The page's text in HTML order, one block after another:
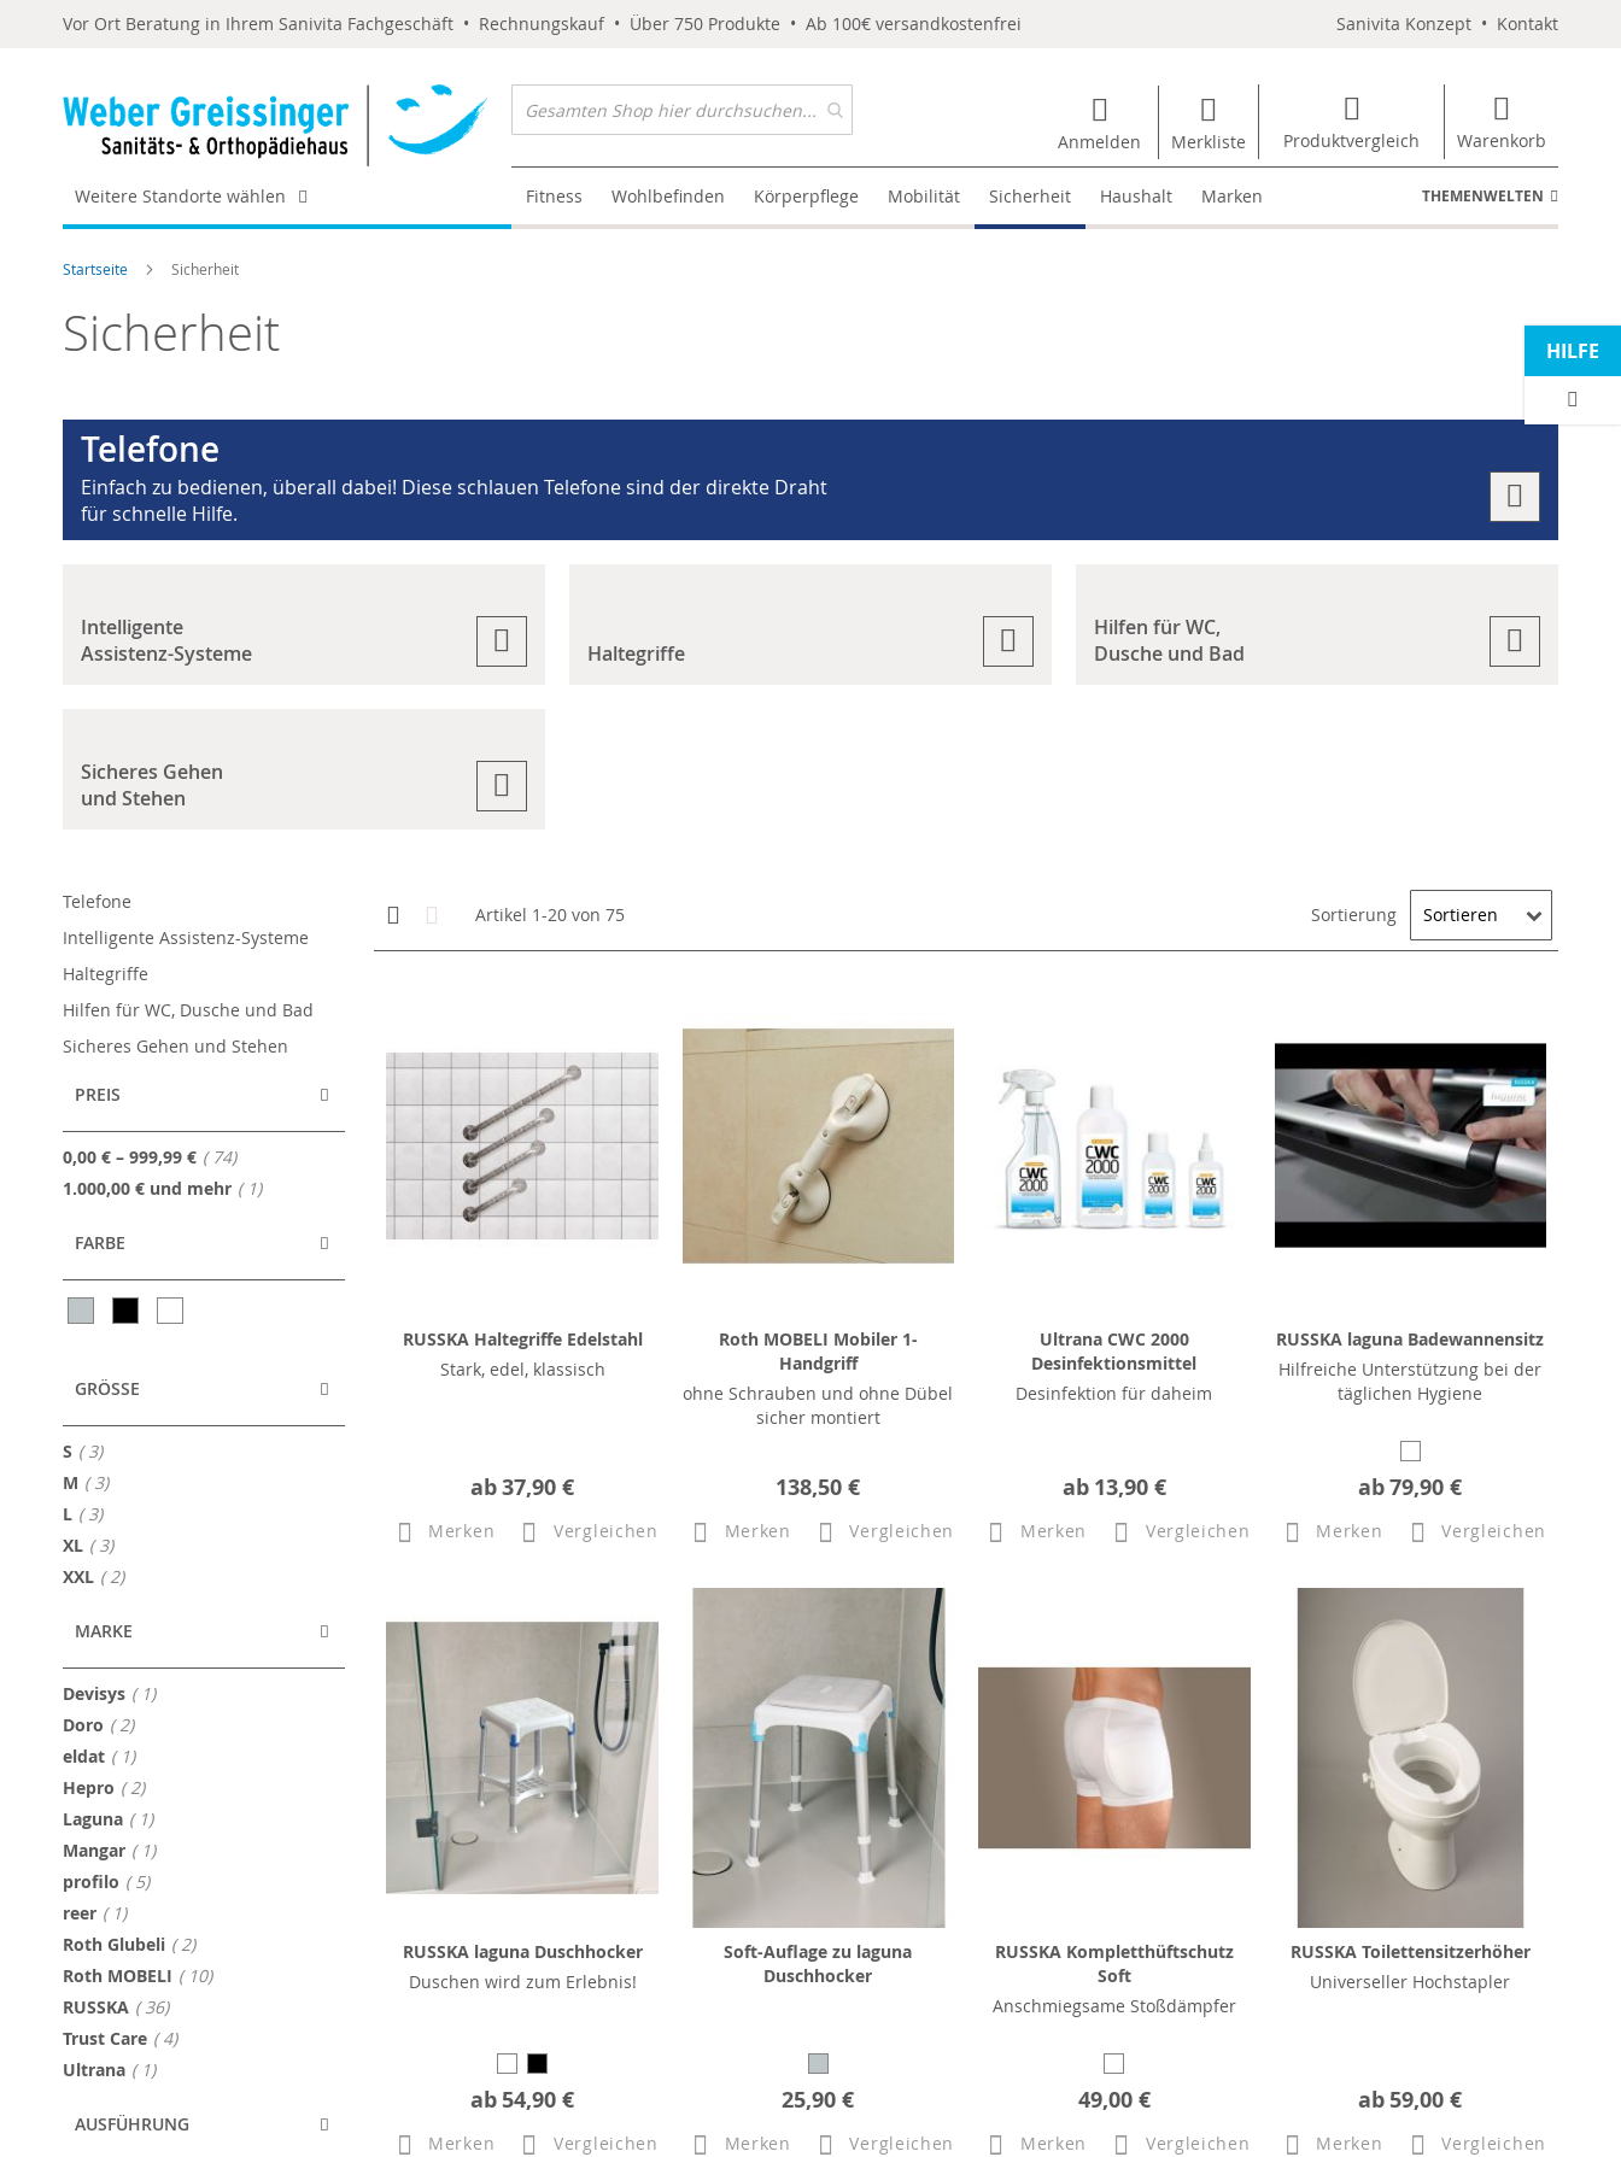
Vor Ort Beratung in Ihrem Sanivita Fachgeschäft • Rechnungskauf • Über 750 Produkte • Ab 100€ versandkostenfrei Sanivita Konzept • Kontakt
Anmelden Merkliste Produktvergleich Warenkorb
Weitere Standorte wählen Fitness Wohlbefinden Körperpflege Mobilität Sicherheit Haushalt Marken THEMENWELTEN
Startseite Sicherheit
Sicherheit
Telefone
Einfach zu bedienen, überall dabei! Diese schlauen Telefone sind der direkte Draht
für schnelle Hilfe.
Intelligente
Assistenz-Systeme
Haltegriffe
Hilfen für WC,
Dusche und Bad
Sicheres Gehen
und Stehen
Anzeigen
als
Kachelansicht
Artikel 1-20 von75 Sortierung
RUSSKA Haltegriffe Edelstahl
Stark, edel, klassisch
ab37,90 €
Merken Vergleichen
Roth MOBELI Mobiler 1-
Handgriff
ohne Schrauben und ohne Dübel
sicher montiert
138,50 €
Merken Vergleichen
Ultrana CWC 2000
Desinfektionsmittel
Desinfektion für daheim
ab 13,90 €
Merken Vergleichen
RUSSKA laguna Badewannensitz
Hilfreiche Unterstützung bei der
täglichen Hygiene
ab79,90 €
Merken Vergleichen
RUSSKA laguna Duschhocker
Duschen wird zum Erlebnis!
ab 54,90 €
Merken Vergleichen
Soft-Auflage zu laguna
Duschhocker
25,90 €
Merken Vergleichen
RUSSKA Kompletthüftschutz
Soft
Anschmiegsame Stoßdämpfer
49,00 €
Merken Vergleichen
RUSSKA Toilettensitzerhöher
Universeller Hochstapler
ab 59,00 €
Merken Vergleichen
Telefone
Intelligente Assistenz-Systeme
Haltegriffe
Hilfen für WC, Dusche und Bad
Sicheres Gehen und Stehen
PREIS
0,00 € – 999,99 € 74Artikel
1.000,00 € und mehr 1Artikel
FARBE
GRÖSSE
S 3Artikel
M 3Artikel
L 3Artikel
XL 3Artikel
XXL 2Artikel
MARKE
Devisys 1Artikel
Doro 2Artikel
eldat 1Artikel
Hepro 2Artikel
Laguna 1Artikel
Mangar 1Artikel
profilo 5Artikel
reer 1Artikel
Roth Glubeli 2Artikel
Roth MOBELI 10Artikel
RUSSKA 36Artikel
Trust Care 4Artikel
Ultrana 1Artikel
AUSFÜHRUNG
HILFE